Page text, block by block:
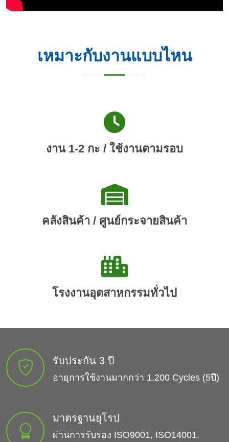
เหมาะกับงานแบบไหน
งาน 1-2 กะ / ใช้งานตามรอบ
คลังสินค้า / ศูนย์กระจายสินค้า
โรงงานอุตสาหกรรมทั่วไป
รับประกัน 3 ปี
อายุการใช้งานมากกว่า 1,200 Cycles (5ปี)
มาตรฐานยุโรป
ผ่านการรับรอง ISO9001, ISO14001,